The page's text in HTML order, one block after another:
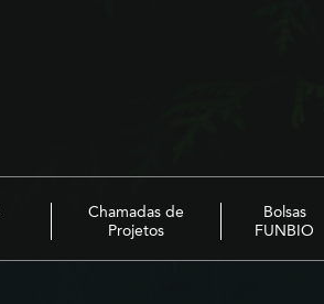
Chamadas de
Projetos
Bolsas
FUNBIO